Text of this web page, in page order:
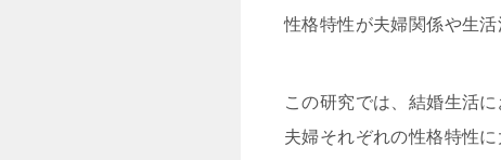
性格特性が夫婦関係や生
この研究では、結婚生活
夫婦それぞれの性格特性